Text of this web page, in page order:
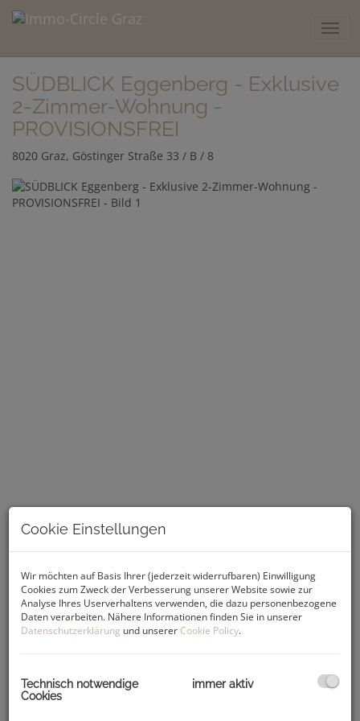
SÜDBLICK Eggenberg - Exklusive
2-Zimmer-Wohnung -
PROVISIONSFREI
8020 Graz, Göstinger Straße 33 / B / 8
Beschreibung
Im Norden des 14. Grazer Stadtbezirks Eggenberg liegt das
Projekt „Südblick Eggenberg“. Entdecken Sie dieperfekte
Kombination aus Natur und Stadtleben
in der exklusiven
vereint. Zwei
über der Straße erhöhte, modern gestaltete Baukörper mit
insgesamt
Cookie Einstellungen
Wir möchten auf Basis Ihrer (jederzeit widerrufbaren) Einwilligung
Cookies zum Zweck der Verbesserung unserer Website sowie zur
Analyse Ihres Userverhaltens verwenden, die dazu personenbezogene
Daten verarbeiten. Nähere Informationen finden Sie in unserer
Datenschutzerklärung und unserer Cookie Policy.
Technisch notwendige
Cookies
immer aktiv